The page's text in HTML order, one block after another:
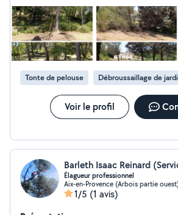
Tonte de pelouse Débroussaillage de
Voir le profil
Barleth Isaac Reinard
Élagueur professionnel
Aix-en-Provence (Arbois partie
1/5 (1 avis)